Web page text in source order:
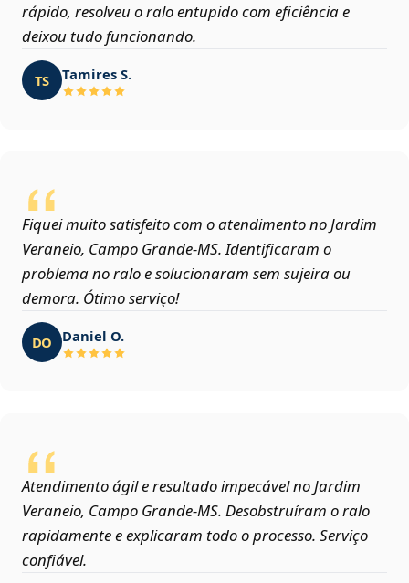
rápido, resolveu o ralo entupido com eficiência e
deixou tudo funcionando.
TS Tamires S.
Fiquei muito satisfeito com o atendimento no Jardim
Veraneio, Campo Grande‑MS. Identificaram o
problema no ralo e solucionaram sem sujeira ou
demora. Ótimo serviço!
DO Daniel O.
Atendimento ágil e resultado impecável no Jardim
Veraneio, Campo Grande‑MS. Desobstruíram o ralo
rapidamente e explicaram todo o processo. Serviço
confiável.